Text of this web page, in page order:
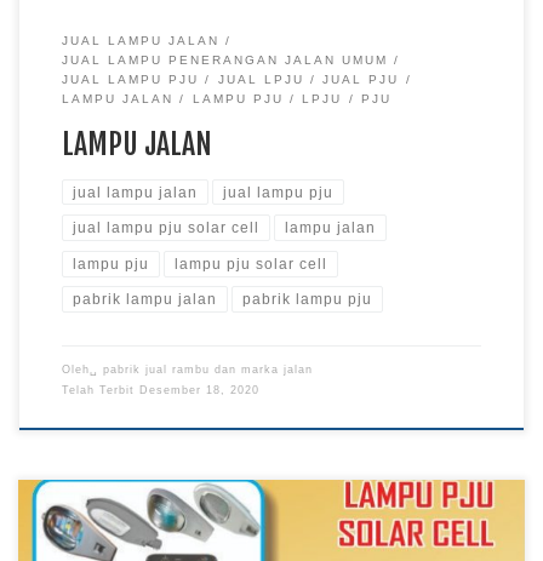
JUAL LAMPU JALAN
JUAL LAMPU PENERANGAN JALAN UMUM
JUAL LAMPU PJU
JUAL LPJU
JUAL PJU
LAMPU JALAN
LAMPU PJU LPJU PJU
LAMPU JALAN
jual lampu jalan jual lampu pju
jual lampu pju solar cell lampu jalan
lampu pju lampu pju solar cell
pabrik lampu jalan pabrik lampu pju
Oleh␣ pabrik jual rambu dan marka jalan
Telah Terbit
Desember 18, 2020